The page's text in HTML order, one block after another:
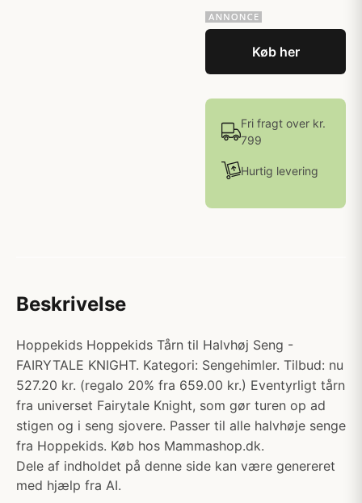
Køb her
Fri fragt over kr.
799
Hurtig levering
Beskrivelse
Hoppekids Hoppekids Tårn til Halvhøj Seng -
FAIRYTALE KNIGHT. Kategori: Sengehimler. Tilbud: nu
527.20 kr. (regalo 20% fra 659.00 kr.) Eventyrligt tårn
fra universet Fairytale Knight, som gør turen op ad
stigen og i seng sjovere. Passer til alle halvhøje senge
fra Hoppekids. Køb hos Mammashop.dk.
Dele af indholdet på denne side kan være genereret
med hjælp fra AI.